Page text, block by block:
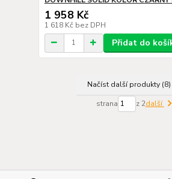
1 958 Kč
1 618 Kč bez DPH
Přidat do
Načíst další produkty (8)
strana z 2další